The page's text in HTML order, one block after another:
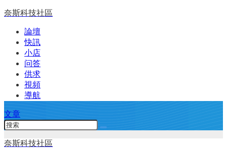
奈斯科技社區
論壇
快訊
小店
问答
供求
視頻
導航
文章
奈斯科技社區